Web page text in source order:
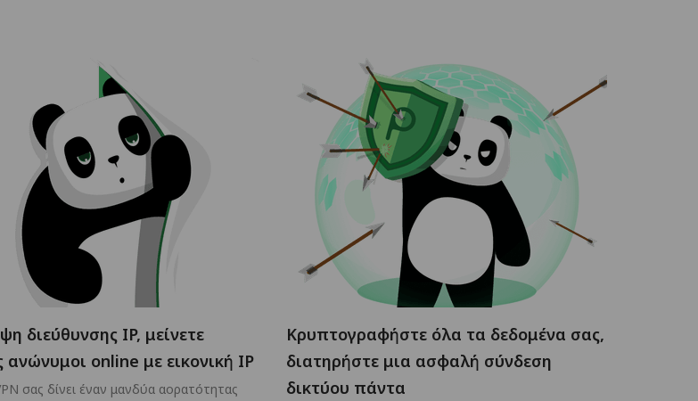
διεύθυνσης IP, μείνετε
ανώνυμοι online με εικονική IP
σας δίνει έναν μανδύα αορατότητας
Κρυπτογραφήστε όλα τα δεδομένα σας,
διατηρήστε μια ασφαλή σύνδεση
δικτύου πάντα